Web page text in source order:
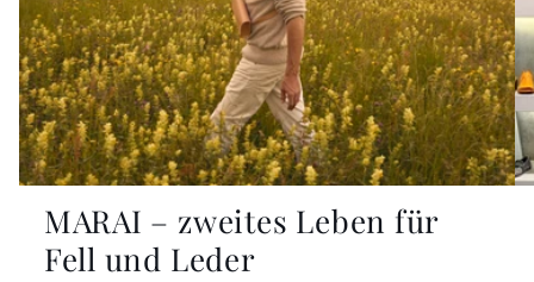
MARAI – zweites Leben für
Fell und Leder